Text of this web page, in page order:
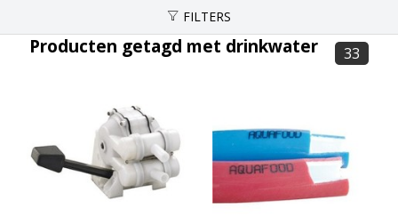
FILTERS
Producten getagd met drinkwater 33